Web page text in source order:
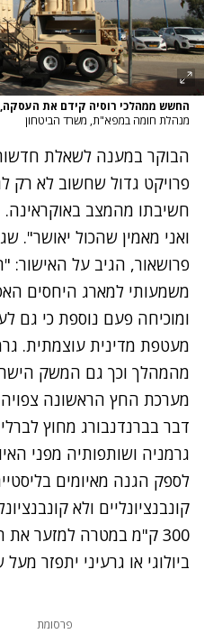
החשש ממהלכי רוסיה קידם את העסקה, מערכת
מנהלת חומה במפא"ת, משרד הביטחון
פרויקט גדול שחשוב לא רק
חשיבתו מהמצב
ואני מאמין שהכול יאושר".
פרושאור, הגיב על האישור:
משמעותי למארג היחסים
ומוכיחה פעם נוספת כי גם
מעטפת מדינית עוצמתית.
מהמהלך וכך גם המשק
מערכת החץ הראשונה
דבר בברנדנבורג מחוץ
גרמניה ושותפותיה מפני
לספק הגנה מאיומים
300 ק"מ במטרה למזער
ביולוגי או גרעיני יתפזר
פרסומת